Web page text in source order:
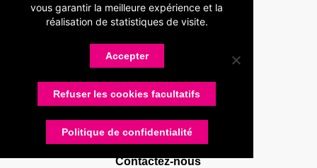
Association
Présentation
Devenir adhérent
Statuts
Partenaires
Devenir partenaire
Connexion
Contactez-nous
vous garantir la meilleure expérience et la
réalisation de statistiques de visite.
Accepter
Refuser les cookies facultatifs
Politique de confidentialité